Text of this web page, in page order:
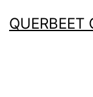
Inhalt
QUERBEET